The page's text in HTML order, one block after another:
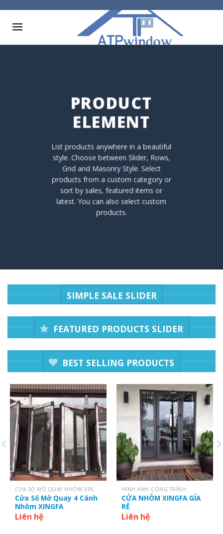
content
PRODUCT
ELEMENT
List products anywhere in a beautiful
style. Choose between Slider, Rows,
Grid and Masonry Style. Select
products from a custom category or
sort by sales, featured items or
latest. You can also select custom
products.
SIMPLE SALE SLIDER
FEATURED PRODUCTS SLIDER
BEST SELLING PRODUCTS
CỬA SỔ MỞ QUAY NHÔM XINGFA
Cửa Sổ Mở Quay 4 Cánh
Nhôm XINGFA
Liên hệ
HÌNH ẢNH CÔNG TRÌNH
CỬA NHÔM XINGFA GÍA
RẺ
Liên hệ